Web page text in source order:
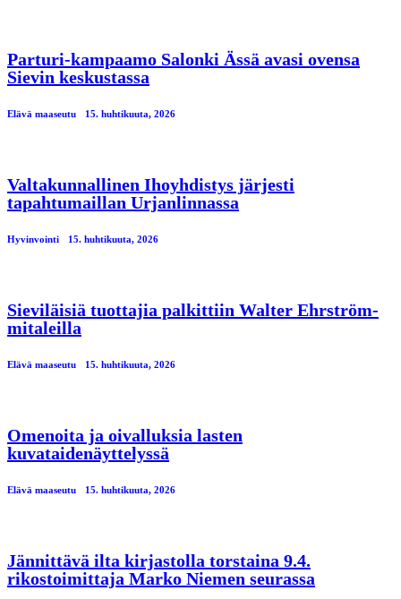
Parturi-kampaamo Salonki Ässä avasi ovensa
Sievin keskustassa
Elävä maaseutu 15. huhtikuuta, 2026
Valtakunnallinen Ihoyhdistys järjesti
tapahtumaillan Urjanlinnassa
Hyvinvointi 15. huhtikuuta, 2026
Sieviläisiä tuottajia palkittiin Walter Ehrström-
mitaleilla
Elävä maaseutu 15. huhtikuuta, 2026
Omenoita ja oivalluksia lasten
kuvataidenäyttelyssä
Elävä maaseutu 15. huhtikuuta, 2026
Jännittävä ilta kirjastolla torstaina 9.4.
rikostoimittaja Marko Niemen seurassa